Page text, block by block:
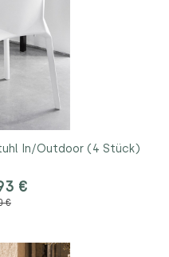
In/Outdoor (4 Stück)
€
€